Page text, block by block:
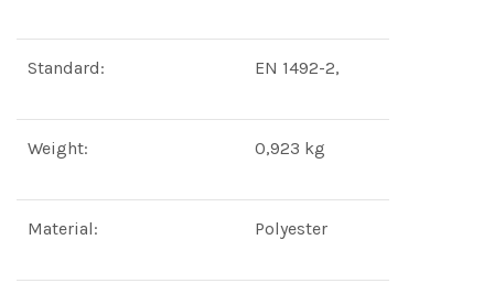
Standard: EN 1492-2,
Weight: 0,923 kg
Material: Polyester